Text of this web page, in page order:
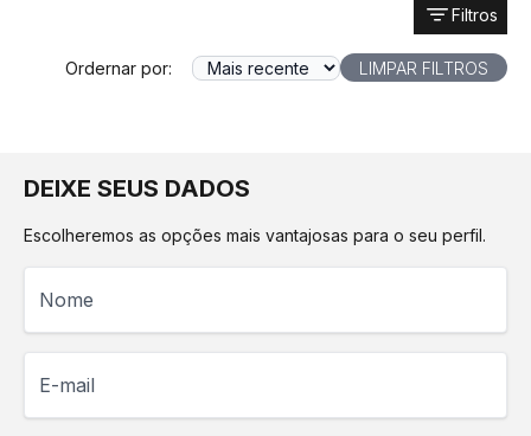
Filtros
Ordernar por: LIMPAR FILTROS
DEIXE SEUS DADOS
Escolheremos as opções mais vantajosas para o seu perfil.